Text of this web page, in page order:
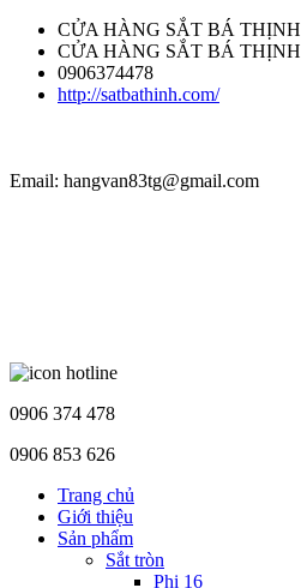
CỬA HÀNG SẮT BÁ THỊNH
CỬA HÀNG SẮT BÁ THỊNH
0906374478
http://satbathinh.com/
Email: hangvan83tg@gmail.com
0906 374 478
0906 853 626
Trang chủ
Giới thiệu
Sản phẩm
Sắt tròn
Phi 16